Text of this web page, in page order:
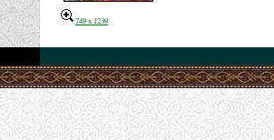
749 x 1239